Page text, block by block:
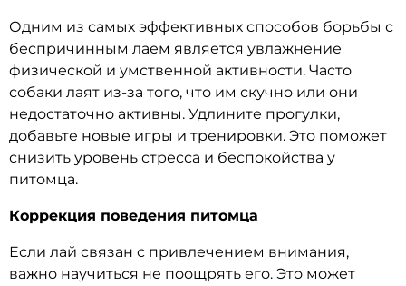
Одним из самых эффективных способов борьбы с
беспричинным лаем является увлажнение
физической и умственной активности. Часто
собаки лаят из-за того, что им скучно или они
недостаточно активны. Удлините прогулки,
добавьте новые игры и тренировки. Это поможет
снизить уровень стресса и беспокойства у
питомца.
Коррекция поведения питомца
Если лай связан с привлечением внимания,
важно научиться не поощрять его. Это может